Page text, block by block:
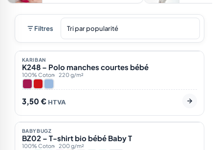
Filtres
3
Sur demande
KARIBAN
K248 – Polo manches courtes bébé
100% Coton 220 g/m²
3,50 € HTVA
ÉCO
BABYBUGZ
BZ02 – T-shirt bio bébé Baby T
100% Coton
200 g/m²